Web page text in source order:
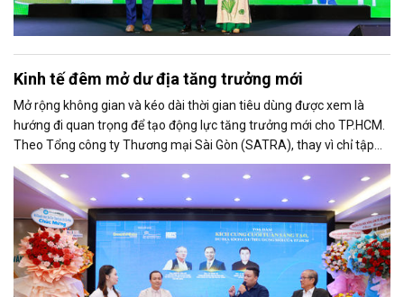
Kinh tế đêm mở dư địa tăng trưởng mới
Mở rộng không gian và kéo dài thời gian tiêu dùng được xem là
hướng đi quan trọng để tạo động lực tăng trưởng mới cho TP.HCM.
Theo Tổng công ty Thương mại Sài Gòn (SATRA), thay vì chỉ tập
trung vào các chương trình khuyến mại ngắn hạn, thành phố cần
phát triển hệ sinh thái tiêu dùng gắn với kinh tế cuối tuần, kinh tế
đêm, du lịch và công nghệ để gia tăng sức mua bền vững.